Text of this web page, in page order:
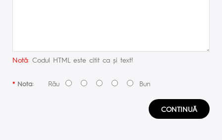
Notă: Codul HTML este citit ca şi text!
Nota:Rău Bun
CONTINUĂ